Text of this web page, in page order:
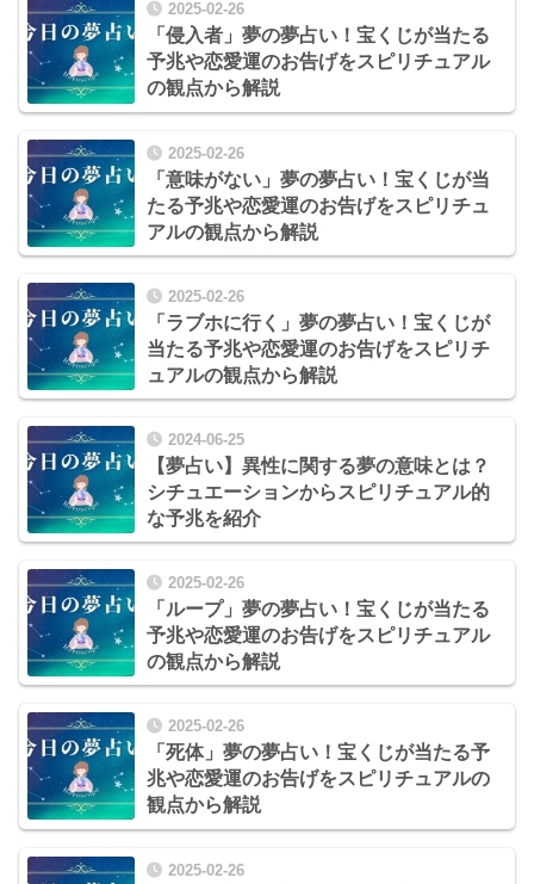
2025-02-26
「侵入者」夢の夢占い！宝くじが当たる
予兆や恋愛運のお告げをスピリチュアル
の観点から解説
2025-02-26
「意味がない」夢の夢占い！宝くじが当
たる予兆や恋愛運のお告げをスピリチュ
アルの観点から解説
2025-02-26
「ラブホに行く」夢の夢占い！宝くじが
当たる予兆や恋愛運のお告げをスピリチ
ュアルの観点から解説
2024-06-25
【夢占い】異性に関する夢の意味とは？
シチュエーションからスピリチュアル的
な予兆を紹介
2025-02-26
「ループ」夢の夢占い！宝くじが当たる
予兆や恋愛運のお告げをスピリチュアル
の観点から解説
2025-02-26
「死体」夢の夢占い！宝くじが当たる予
兆や恋愛運のお告げをスピリチュアルの
観点から解説
2025-02-26